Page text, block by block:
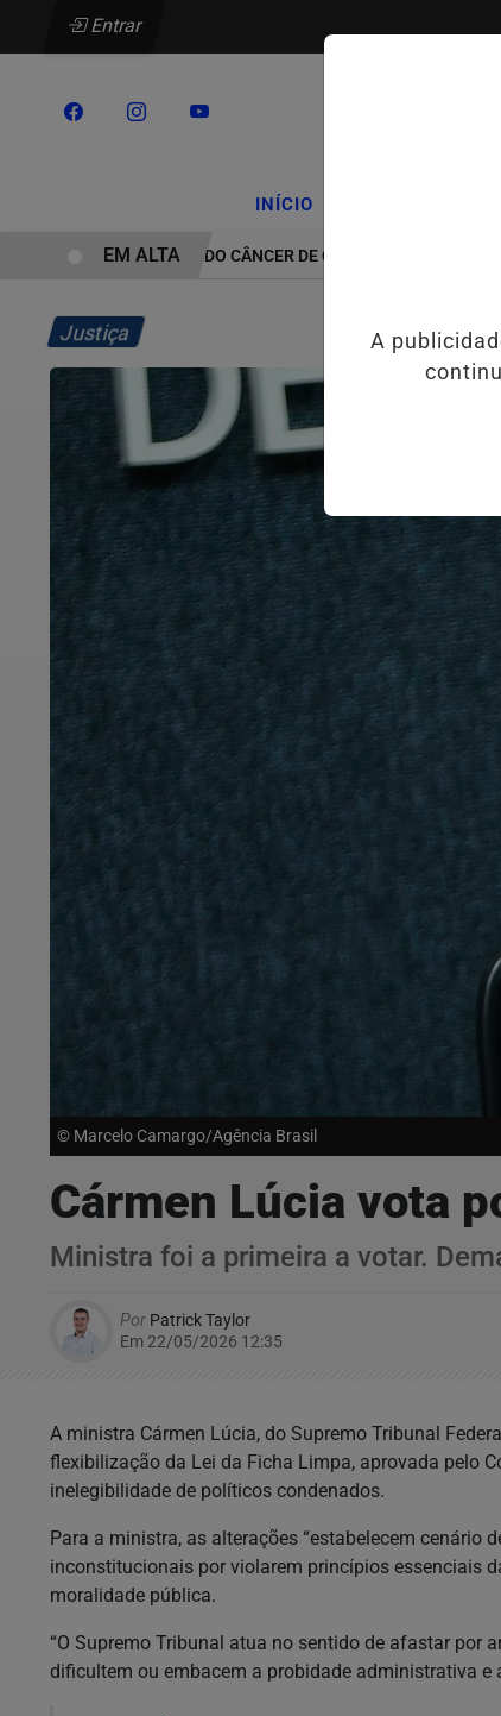
Entrar
INÍCIO
TRATAMENTO DO CÂNCER DE CABEÇA E PESCOÇO EVOLUI
EM ALTA
Justiça
© Marcelo Camargo/Agência Brasil
Cármen Lúcia vota
Ministra foi a primeira a votar.
Por Patrick Taylor
Em 22/05/2026 12:35
A ministra Cármen Lúcia, do Supremo Tribunal
flexibilização da Lei da Ficha Limpa, aprovada pelo
inelegibilidade de políticos condenados.
Para a ministra, as alterações “estabelecem cenário
inconstitucionais por violarem princípios essenciais
moralidade pública.
“O Supremo Tribunal atua no sentido de afastar por
dificultem ou embacem a probidade administrativa e
A